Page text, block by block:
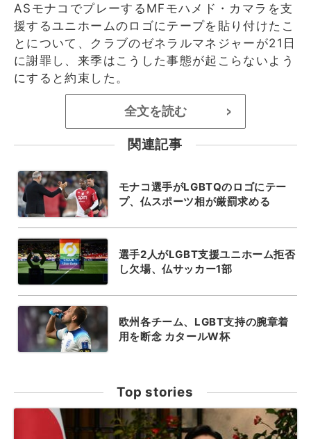
ASモナコでプレーするMFモハメド・カマラを支
援するユニホームのロゴにテープを貼り付けたこ
とについて、クラブのゼネラルマネジャーが21日
に謝罪し、来季はこうした事態が起こらないよう
にすると約束した。
全文を読む >
関連記事
モナコ選手がLGBTQのロゴにテー
プ、仏スポーツ相が厳罰求める
選手2人がLGBT支援ユニホーム拒否
し欠場、仏サッカー1部
欧州各チーム、LGBT支持の腕章着
用を断念 カタールW杯
Top stories